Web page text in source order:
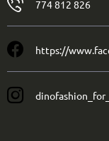
774 812 826
https://